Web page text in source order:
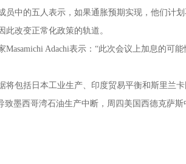
员中的五人表示，如果通胀预期实现，他们计
此改变正常化政策的轨道。
Masamichi Adachi表示：“此次会议上加息的可
将包括日本工业生产、印度贸易平衡和斯里兰卡
致墨西哥湾石油生产中断，周四美国西德克萨斯